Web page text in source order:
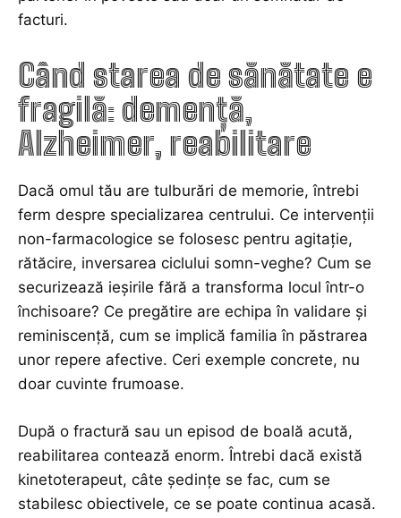
facturi.
Când starea de sănătate e
fragilă: demență,
Alzheimer, reabilitare
Dacă omul tău are tulburări de memorie, întrebi
ferm despre specializarea centrului. Ce intervenții
non-farmacologice se folosesc pentru agitație,
rătăcire, inversarea ciclului somn-veghe? Cum se
securizează ieșirile fără a transforma locul într-o
închisoare? Ce pregătire are echipa în validare și
reminiscență, cum se implică familia în păstrarea
unor repere afective. Ceri exemple concrete, nu
doar cuvinte frumoase.
După o fractură sau un episod de boală acută,
reabilitarea contează enorm. Întrebi dacă există
kinetoterapeut, câte ședințe se fac, cum se
stabilesc obiectivele, ce se poate continua acasă.